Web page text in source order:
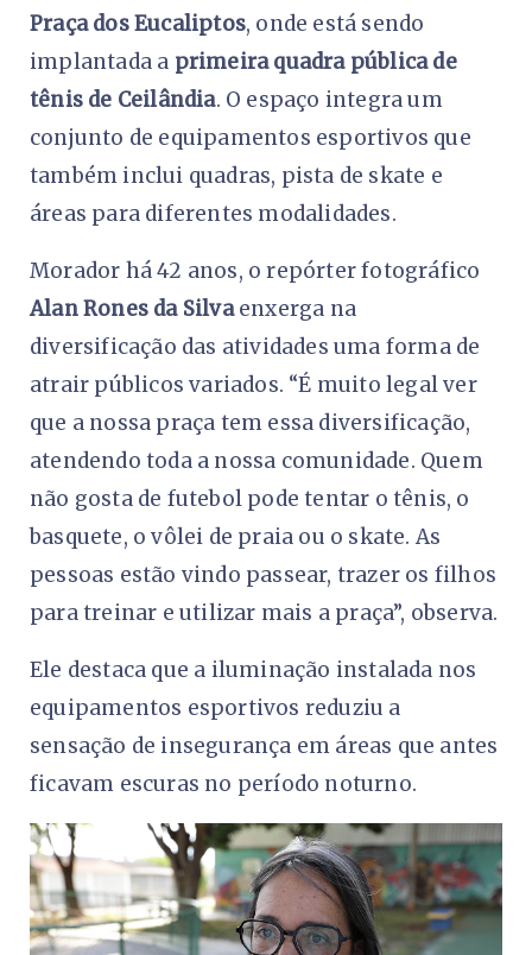
Praça dos Eucaliptos, onde está sendo
implantada a primeira quadra pública de
tênis de Ceilândia. O espaço integra um
conjunto de equipamentos esportivos que
também inclui quadras, pista de skate e
áreas para diferentes modalidades.
Morador há 42 anos, o repórter fotográfico
Alan Rones da Silvaenxerga na
diversificação das atividades uma forma de
atrair públicos variados. “É muito legal ver
que a nossa praça tem essa diversificação,
atendendo toda a nossa comunidade. Quem
não gosta de futebol pode tentar o tênis, o
basquete, o vôlei de praia ou o skate. As
pessoas estão vindo passear, trazer os filhos
para treinar e utilizar mais a praça”, observa.
Ele destaca que a iluminação instalada nos
equipamentos esportivos reduziu a
sensação de insegurança em áreas que antes
ficavam escuras no período noturno.